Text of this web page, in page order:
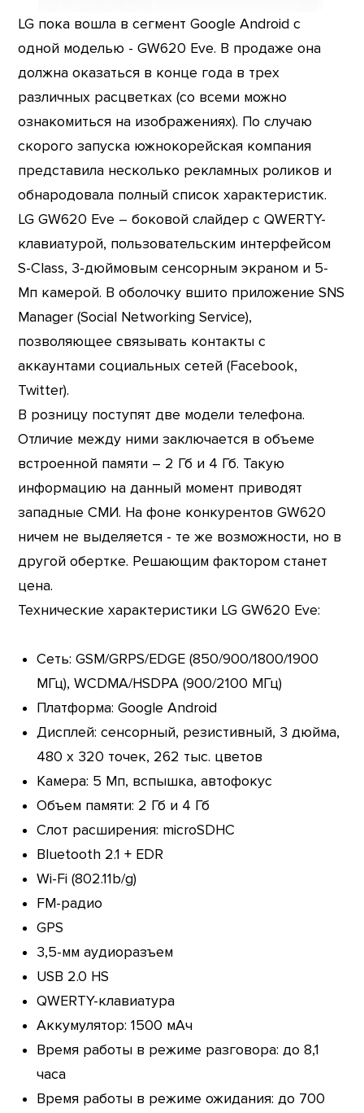
LG пока вошла в сегмент Google Android с
одной моделью - GW620 Eve. В продаже она
должна оказаться в конце года в трех
различных расцветках (со всеми можно
ознакомиться на изображениях). По случаю
скорого запуска южнокорейская компания
представила несколько рекламных роликов и
обнародовала полный список характеристик.
LG GW620 Eve – боковой слайдер с QWERTY-
клавиатурой, пользовательским интерфейсом
S-Class, 3-дюймовым сенсорным экраном и 5-
Мп камерой. В оболочку вшито приложение SNS
Manager (Social Networking Service),
позволяющее связывать контакты с
аккаунтами социальных сетей (Facebook,
Twitter).
В розницу поступят две модели телефона.
Отличие между ними заключается в объеме
встроенной памяти – 2 Гб и 4 Гб. Такую
информацию на данный момент приводят
западные СМИ. На фоне конкурентов GW620
ничем не выделяется - те же возможности, но в
другой обертке. Решающим фактором станет
цена.
Технические характеристики LG GW620 Eve:
Сеть: GSM/GRPS/EDGE (850/900/1800/1900
МГц), WCDMA/HSDPA (900/2100 МГц)
Платформа: Google Android
Дисплей: сенсорный, резистивный, 3 дюйма,
480 х 320 точек, 262 тыс. цветов
Камера: 5 Мп, вспышка, автофокус
Объем памяти: 2 Гб и 4 Гб
Слот расширения: microSDHC
Bluetooth 2.1 + EDR
Wi-Fi (802.11b/g)
FM-радио
GPS
3,5-мм аудиоразъем
USB 2.0 HS
QWERTY-клавиатура
Аккумулятор: 1500 мАч
Время работы в режиме разговора: до 8,1
часа
Время работы в режиме ожидания: до 700